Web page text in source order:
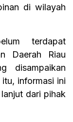
di wilayah
terdapat
Daerah Riau
disampaikan
informasi ini
dari pihak